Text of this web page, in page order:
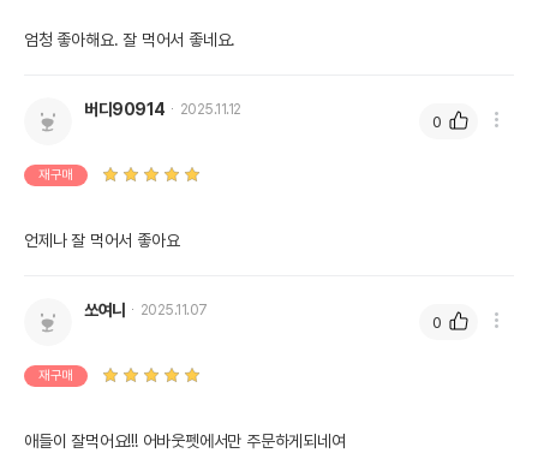
엄청 좋아해요. 잘 먹어서 좋네요.
버디90914 2025.11.12
재구매
언제나 잘 먹어서 좋아요
0
쏘여니 2025.11.07
재구매
애들이 잘먹어요!!! 어바웃펫에서만 주문하게되네여
0